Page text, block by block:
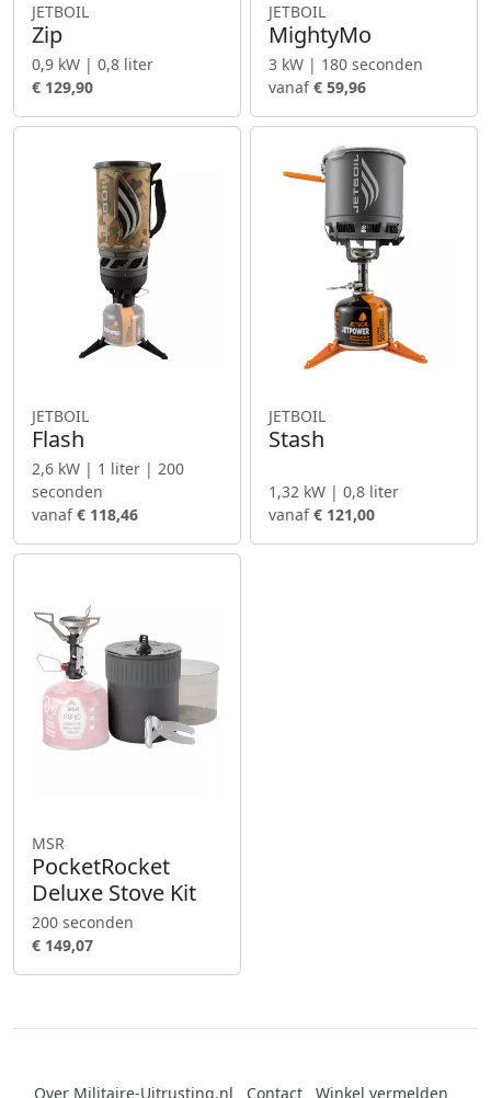
JETBOIL
Zip
0,9 kW | 0,8 liter
€ 129,90
JETBOIL
MightyMo
3 kW | 180 seconden
vanaf€ 59,96
JETBOIL
Flash
2,6 kW | 1 liter | 200
seconden
vanaf€ 118,46
JETBOIL
Stash
1,32 kW | 0,8 liter
vanaf€ 121,00
MSR
PocketRocket
Deluxe Stove Kit
200 seconden
€ 149,07
Over Militaire-Uitrusting.nl Contact Winkel vermelden